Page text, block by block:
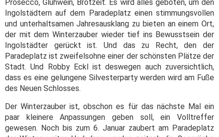
Prosecco, Glühwein, Brotzeit. Es wird alles geboten, um den
Ingolstädtern auf dem Paradeplatz einen stimmungsvollen
und unterhaltsamen Jahresausklang zu bieten an einem Ort,
der mit dem Winterzauber wieder tief ins Bewusstsein der
Ingolstädter gerückt ist. Und das zu Recht, den der
Paradeplatz ist zweifelsohne einer der schönsten Plätze der
Stadt. Und Robby Eckl ist deswegen auch zuversichtlich,
dass es eine gelungene Silvesterparty werden wird am Fuße
des Neuen Schlosses.
Der Winterzauber ist, obschon es für das nächste Mal ein
paar kleinere Anpassungen geben soll, ein Volltreffer
gewesen. Noch bis zum 6. Januar zaubert am Paradeplatz